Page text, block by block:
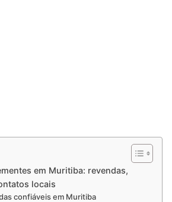
em Muritiba: revendas,
locais
confiáveis em Muritiba